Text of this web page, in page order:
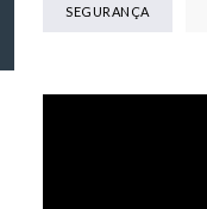
SEGURANÇA